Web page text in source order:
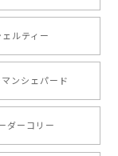
【 自然に囲まれた ポメラニアン 】マグカップ 犬 ペット うちの子 犬グッズ ギフト プレゼント 母の日
ので、注文し
ェルティー
ンシェパード
ダーコリー